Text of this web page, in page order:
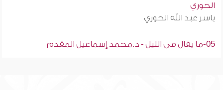
الحوري
ياسر عبد الله الحوري
05-ما يقال فى الليل - د.محمد إسماعيل المقدم